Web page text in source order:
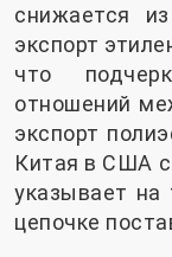
снижается
экспорт
что
отношений
экспорт
Китая в США
указывает на
цепочке